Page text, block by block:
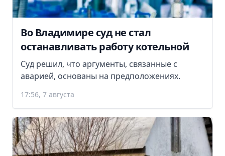
Во Владимире суд не стал
останавливать работу котельной
Суд решил, что аргументы, связанные с
аварией, основаны на предположениях.
17:56, 7 августа